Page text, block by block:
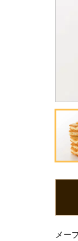
メー